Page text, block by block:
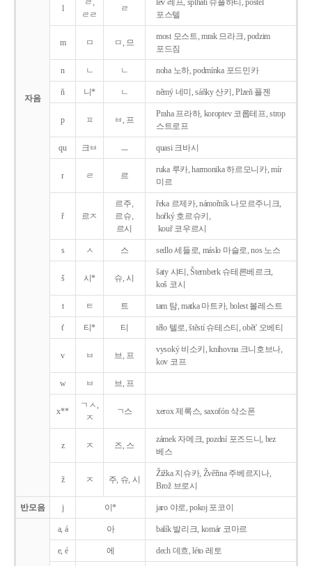
자음
l
ㄹ,
ㄹㄹ
ㄹ
lev 레프, šplhati 슈플하티, postel
포스텔
m ㅁ ㅁ, 므
most 모스트, mrak 므라크, podzim
포드짐
n ㄴ ㄴ noha 노하, podmínka 포드민카
ň 니* ㄴ němý 네미, sáňky 산키, Plzeň 플젠
p ㅍ ㅂ, 프
Praha 프라하, koroptev 코롭테프, strop
스트로프
qu 크ㅂ ㅡ quasi 크바시
r ㄹ 르
ruka 루카, harmonika 하르모니카, mír
미르
ř 르ㅈ
르주,
르슈,
르시
řeka 르제카, námořník 나모르주니크,
hořký 호르슈키,
kouř 코우르시
s ㅅ 스 sedlo 세들로, máslo 마슬로, nos 노스
š 시* 슈, 시
šaty 샤티, Šternberk 슈테른베르크,
koš 코시
t ㅌ 트 tam 탐, matka 마트카, bolest 볼레스트
t' 티* 티 tělo 텔로, štěstí 슈테스티, obět' 오베티
v ㅂ 브, 프
vysoký 비소키, knihovna 크니호브나,
kov 코프
w ㅂ 브, 프
x**
ㄱㅅ,
ㅈ
ㄱ스 xerox 제록스, saxofón 삭소폰
z ㅈ 즈, 스
zámek 자메크, pozdní 포즈드니, bez
베스
ž ㅈ 주, 슈, 시
Žižka 지슈카, Žvěřina 주베르지나,
Brož 브로시
반모음 j 이* jaro 야로, pokoj 포코이
a, á 아 balík 발리크, komár 코마르
e, é 에 dech 데흐, léto 레토